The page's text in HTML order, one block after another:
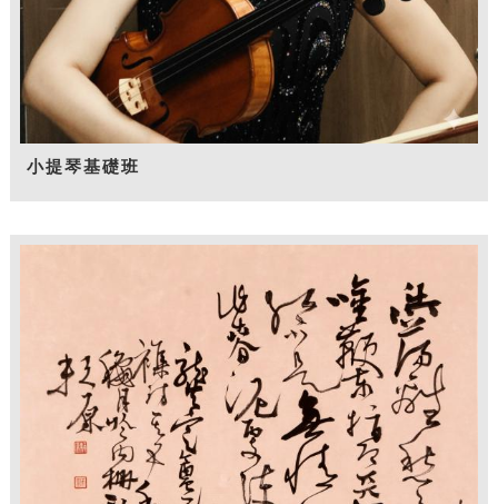
小提琴基礎班